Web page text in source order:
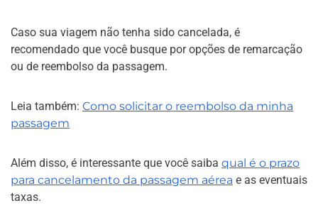
Caso sua viagem não tenha sido cancelada, é
recomendado que você busque por opções de remarcação
ou de reembolso da passagem.
Leia também: Como solicitar o reembolso da minha
passagem
Além disso, é interessante que você saiba qual é o prazo
para cancelamento da passagem aérea e as eventuais
taxas.